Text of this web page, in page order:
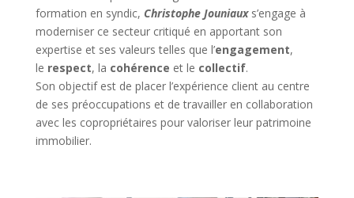
formation en syndic, Christophe Jouniaux s’engage à
moderniser ce secteur critiqué en apportant son
expertise et ses valeurs telles que l’engagement,
le respect, la cohérence et le collectif.
Son objectif est de placer l’expérience client au centre
de ses préoccupations et de travailler en collaboration
avec les copropriétaires pour valoriser leur patrimoine
immobilier.